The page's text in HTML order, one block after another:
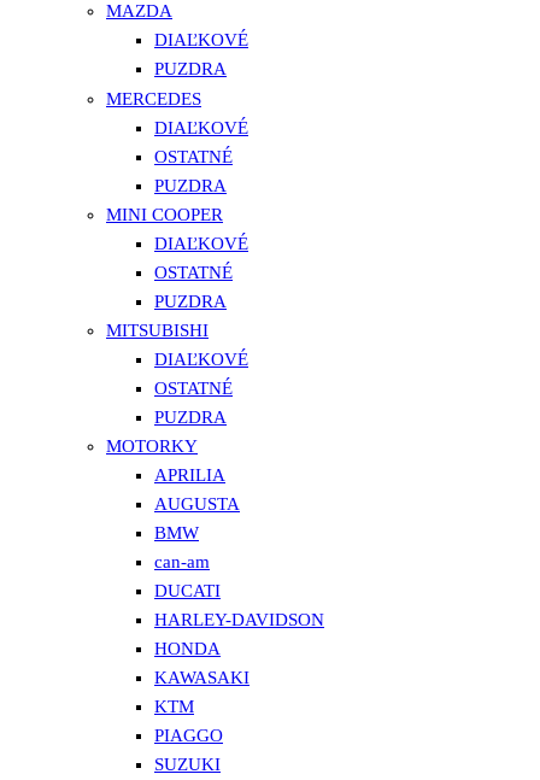
MAZDA
DIAĽKOVÉ
PUZDRA
MERCEDES
DIAĽKOVÉ
OSTATNÉ
PUZDRA
MINI COOPER
DIAĽKOVÉ
OSTATNÉ
PUZDRA
MITSUBISHI
DIAĽKOVÉ
OSTATNÉ
PUZDRA
MOTORKY
APRILIA
AUGUSTA
BMW
can-am
DUCATI
HARLEY-DAVIDSON
HONDA
KAWASAKI
KTM
PIAGGO
SUZUKI